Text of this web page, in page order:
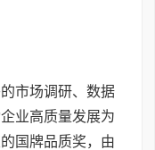
市场调研、数据
业高质量发展为
国牌品质奖，由